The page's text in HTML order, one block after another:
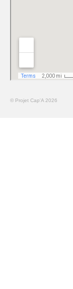
© Projet Cap'A 2026